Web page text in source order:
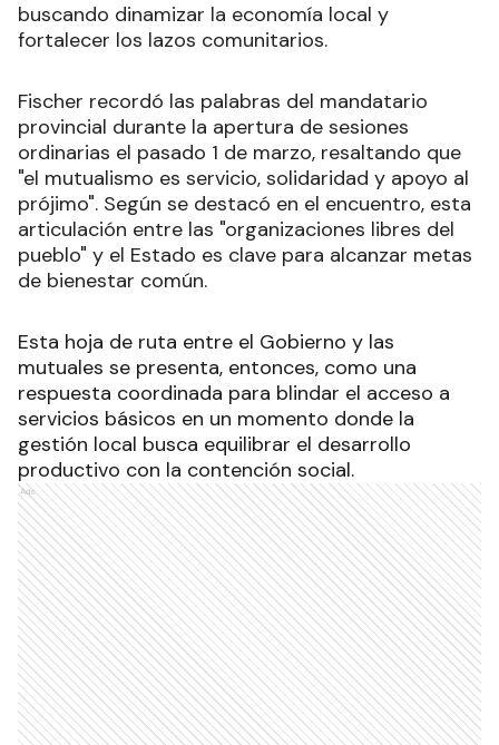
buscando dinamizar la economía local y
fortalecer los lazos comunitarios.
Fischer recordó las palabras del mandatario
provincial durante la apertura de sesiones
ordinarias el pasado 1 de marzo, resaltando que
"el mutualismo es servicio, solidaridad y apoyo al
prójimo". Según se destacó en el encuentro, esta
articulación entre las "organizaciones libres del
pueblo" y el Estado es clave para alcanzar metas
de bienestar común.
Esta hoja de ruta entre el Gobierno y las
mutuales se presenta, entonces, como una
respuesta coordinada para blindar el acceso a
servicios básicos en un momento donde la
gestión local busca equilibrar el desarrollo
productivo con la contención social.
Ads